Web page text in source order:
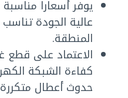
يوفر أسعارا
عالية الجودة
المنطقة.
الاعتماد على قطع
كفاءة الشبكة
حدوث أعطال